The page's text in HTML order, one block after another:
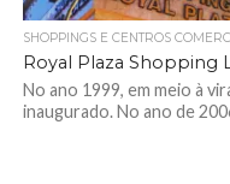
SHOPPINGS E CENTROS
Royal Plaza Shopping
No ano 1999, em meio à
inaugurado. No ano de